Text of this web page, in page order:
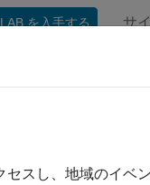
を入手する サ
(C)
複製 (ディープ コピ
スし、地域のイベ